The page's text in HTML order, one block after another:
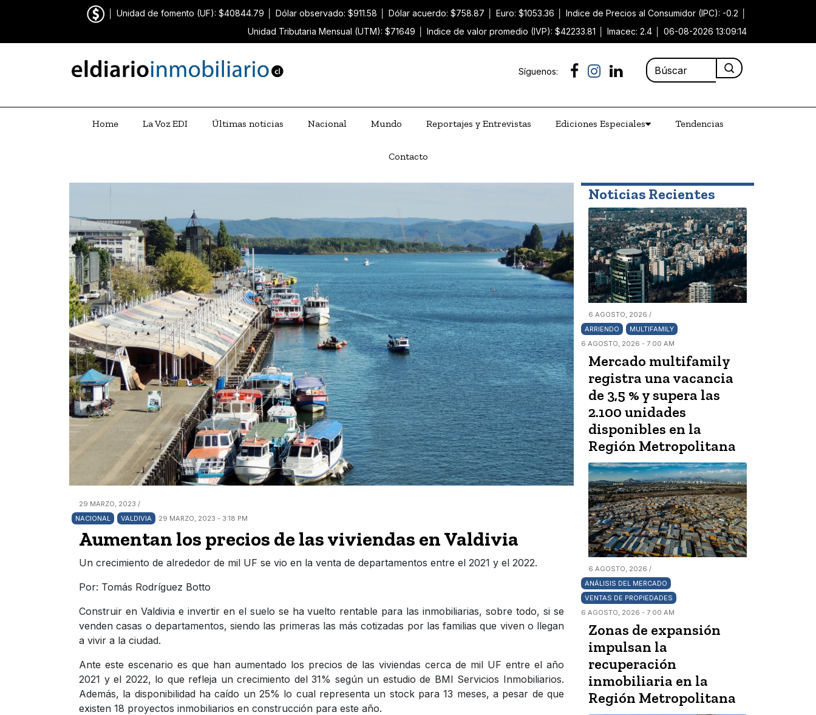
Unidad de fomento (UF): $40844.79 Dólar observado: $911.58 Dólar acuerdo: $758.87 Euro: $1053.36 Indice de Precios al Consumidor (IPC): -0.2
Unidad Tributaria Mensual (UTM): $71649
Indice de valor promedio (IVP): $42233.81 Imacec: 2.4 06-08-2026 13:09:14
Síguenos:
Home La Voz EDI Últimas noticias Nacional Mundo Reportajes y Entrevistas Ediciones Especiales Tendencias
Contacto
29 MARZO, 2023 /
NACIONAL
VALDIVIA 29 MARZO, 2023 - 3:18 PM
Aumentan los precios de las viviendas en Valdivia
Un crecimiento de alrededor de mil UF se vio en la venta de departamentos entre el 2021 y el 2022.
Por: Tomás Rodríguez Botto
Construir en Valdivia e invertir en el suelo se ha vuelto rentable para las inmobiliarias, sobre todo, si se
venden casas o departamentos, siendo las primeras las más cotizadas por las familias que viven o llegan
a vivir a la ciudad.
Ante este escenario es que han aumentado los precios de las viviendas cerca de mil UF entre el año
2021 y el 2022, lo que refleja un crecimiento del 31% según un estudio de BMI Servicios Inmobiliarios.
Además, la disponibilidad ha caído un 25% lo cual representa un stock para 13 meses, a pesar de que
existen 18 proyectos inmobiliarios en construcción para este año.
Noticias Recientes
6 AGOSTO, 2026 /
ARRIENDO
MULTIFAMILY
6 AGOSTO, 2026 - 7:00 AM
Mercado multifamily
registra una vacancia
de 3,5 % y supera las
2.100 unidades
disponibles en la
Región Metropolitana
6 AGOSTO, 2026 /
ANÁLISIS DEL MERCADO
VENTAS DE PROPIEDADES
6 AGOSTO, 2026 - 7:00 AM
Zonas de expansión
impulsan la
recuperación
inmobiliaria en la
Región Metropolitana